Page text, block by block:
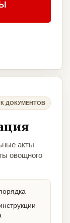
ДОКУМЕНТОВ
акты
овощного